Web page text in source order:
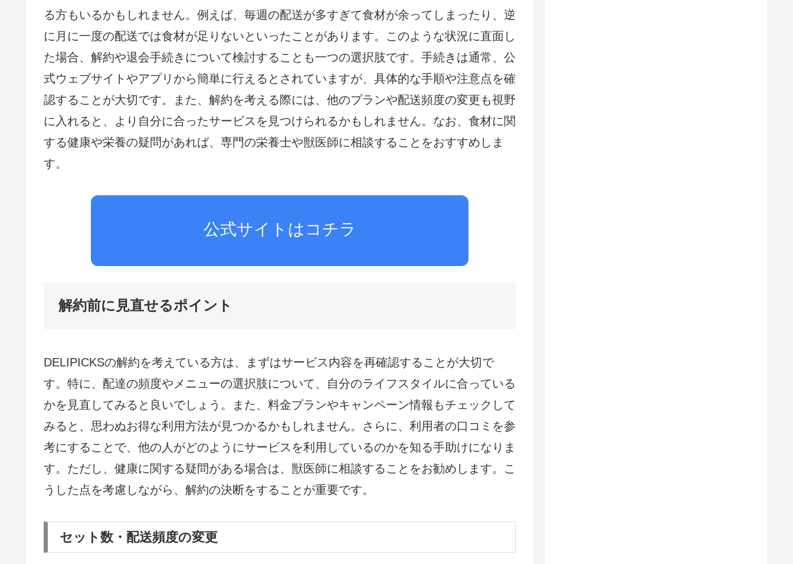
る方もいるかもしれません。例えば、毎週の配送が多すぎて食材が余ってしまったり、逆
に月に一度の配送では食材が足りないといったことがあります。このような状況に直面し
た場合、解約や退会手続きについて検討することも一つの選択肢です。手続きは通常、公
式ウェブサイトやアプリから簡単に行えるとされていますが、具体的な手順や注意点を確
認することが大切です。また、解約を考える際には、他のプランや配送頻度の変更も視野
に入れると、より自分に合ったサービスを見つけられるかもしれません。なお、食材に関
する健康や栄養の疑問があれば、専門の栄養士や獣医師に相談することをおすすめしま
す。
公式サイトはコチラ
解約前に見直せるポイント
DELIPICKSの解約を考えている方は、まずはサービス内容を再確認することが大切で
す。特に、配達の頻度やメニューの選択肢について、自分のライフスタイルに合っている
かを見直してみると良いでしょう。また、料金プランやキャンペーン情報もチェックして
みると、思わぬお得な利用方法が見つかるかもしれません。さらに、利用者の口コミを参
考にすることで、他の人がどのようにサービスを利用しているのかを知る手助けになりま
す。ただし、健康に関する疑問がある場合は、獣医師に相談することをお勧めします。こ
うした点を考慮しながら、解約の決断をすることが重要です。
セット数・配送頻度の変更